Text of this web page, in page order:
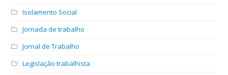
Isolamento Social
Jornada de trabalho
Jornal de Trabalho
Legislação trabalhista